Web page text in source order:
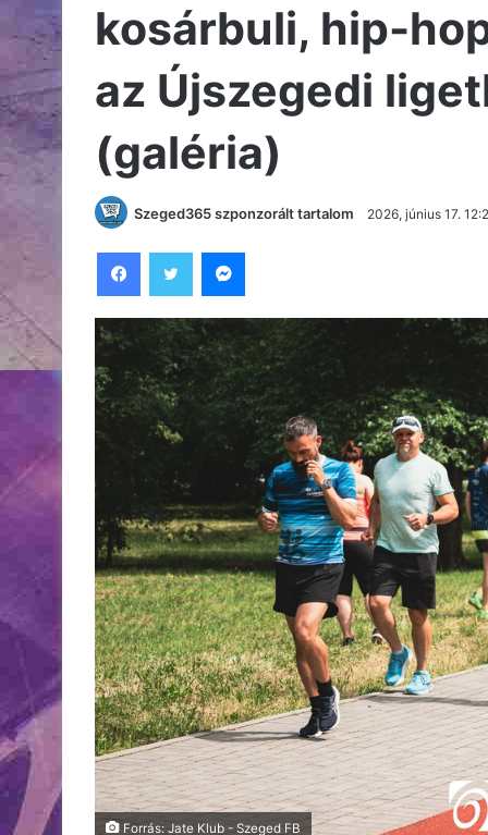
kosárbuli, hip-
az Újszegedi
(galéria)
Szeged365 szponzorált tartalom 2026, június 17.
Forrás: Jate Klub - Szeged FB